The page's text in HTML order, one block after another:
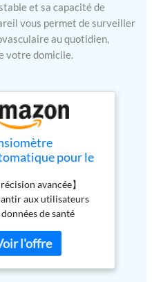
et sa capacité de
vous permet de surveiller
au quotidien,
votre domicile.
pour le
domestique
écran LED
brassard
artérielle
de 22,9 à
cm avec 2 x 199
de
avancée】
aux utilisateurs
données de santé
Notre tensiomètre
une technologie de
avancée pour